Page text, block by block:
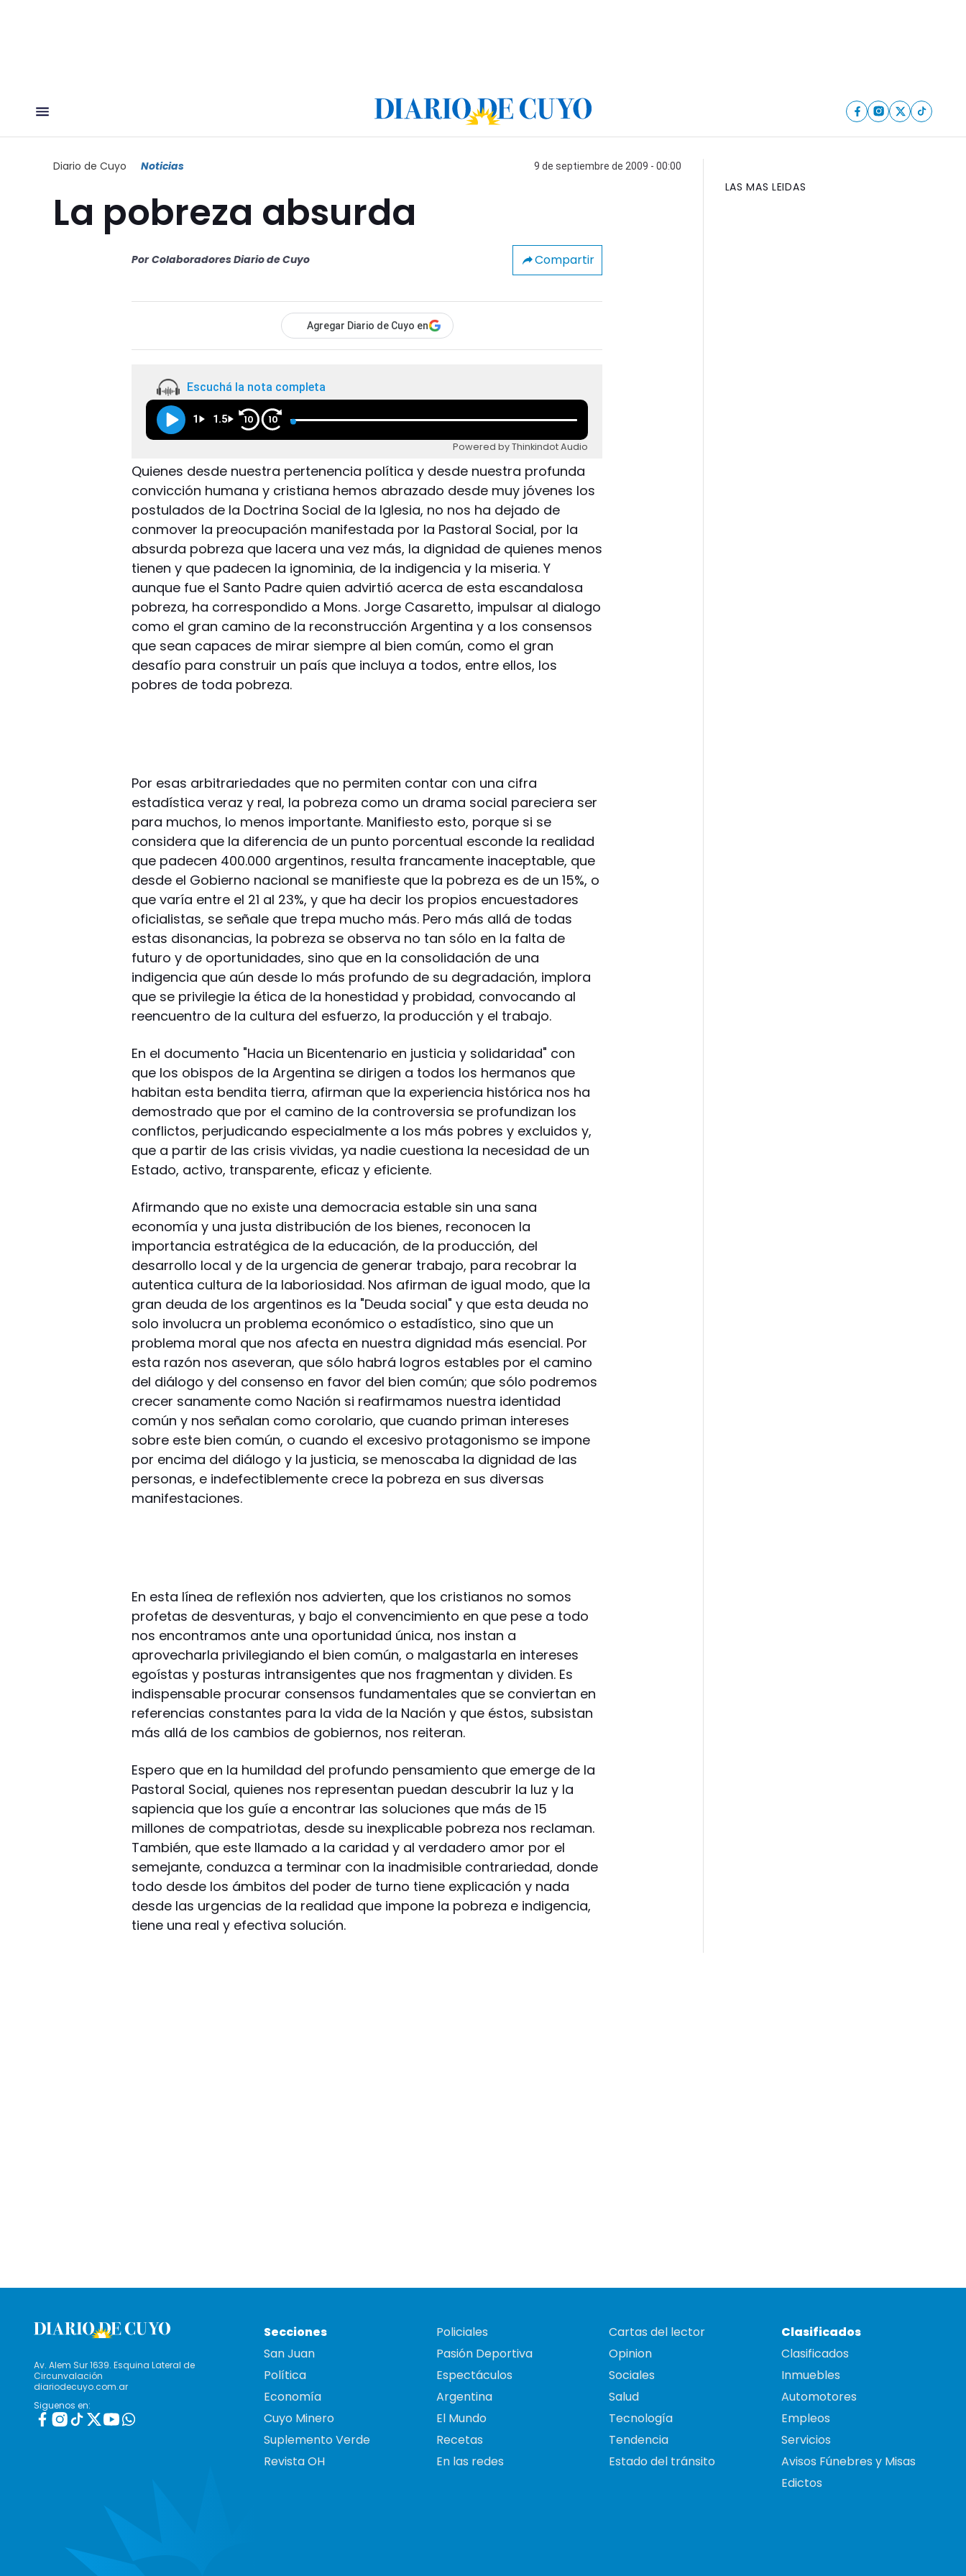
Diario de Cuyo Noticias 9 de septiembre de 2009 - 00:00
La pobreza absurda
Por Colaboradores Diario de Cuyo Compartir
Agregar Diario de Cuyo en
Escuchá la nota completa
1 1.5 10 10
Powered by Thinkindot Audio
Quienes desde nuestra pertenencia política y desde nuestra profunda
convicción humana y cristiana hemos abrazado desde muy jóvenes los
postulados de la Doctrina Social de la Iglesia, no nos ha dejado de
conmover la preocupación manifestada por la Pastoral Social, por la
absurda pobreza que lacera una vez más, la dignidad de quienes menos
tienen y que padecen la ignominia, de la indigencia y la miseria. Y
aunque fue el Santo Padre quien advirtió acerca de esta escandalosa
pobreza, ha correspondido a Mons. Jorge Casaretto, impulsar al dialogo
como el gran camino de la reconstrucción Argentina y a los consensos
que sean capaces de mirar siempre al bien común, como el gran
desafío para construir un país que incluya a todos, entre ellos, los
pobres de toda pobreza.
Por esas arbitrariedades que no permiten contar con una cifra
estadística veraz y real, la pobreza como un drama social pareciera ser
para muchos, lo menos importante. Manifiesto esto, porque si se
considera que la diferencia de un punto porcentual esconde la realidad
que padecen 400.000 argentinos, resulta francamente inaceptable, que
desde el Gobierno nacional se manifieste que la pobreza es de un 15%, o
que varía entre el 21 al 23%, y que ha decir los propios encuestadores
oficialistas, se señale que trepa mucho más. Pero más allá de todas
estas disonancias, la pobreza se observa no tan sólo en la falta de
futuro y de oportunidades, sino que en la consolidación de una
indigencia que aún desde lo más profundo de su degradación, implora
que se privilegie la ética de la honestidad y probidad, convocando al
reencuentro de la cultura del esfuerzo, la producción y el trabajo.
En el documento "Hacia un Bicentenario en justicia y solidaridad" con
que los obispos de la Argentina se dirigen a todos los hermanos que
habitan esta bendita tierra, afirman que la experiencia histórica nos ha
demostrado que por el camino de la controversia se profundizan los
conflictos, perjudicando especialmente a los más pobres y excluidos y,
que a partir de las crisis vividas, ya nadie cuestiona la necesidad de un
Estado, activo, transparente, eficaz y eficiente.
Afirmando que no existe una democracia estable sin una sana
economía y una justa distribución de los bienes, reconocen la
importancia estratégica de la educación, de la producción, del
desarrollo local y de la urgencia de generar trabajo, para recobrar la
autentica cultura de la laboriosidad. Nos afirman de igual modo, que la
gran deuda de los argentinos es la "Deuda social" y que esta deuda no
solo involucra un problema económico o estadístico, sino que un
problema moral que nos afecta en nuestra dignidad más esencial. Por
esta razón nos aseveran, que sólo habrá logros estables por el camino
del diálogo y del consenso en favor del bien común; que sólo podremos
crecer sanamente como Nación si reafirmamos nuestra identidad
común y nos señalan como corolario, que cuando priman intereses
sobre este bien común, o cuando el excesivo protagonismo se impone
por encima del diálogo y la justicia, se menoscaba la dignidad de las
personas, e indefectiblemente crece la pobreza en sus diversas
manifestaciones.
En esta línea de reflexión nos advierten, que los cristianos no somos
profetas de desventuras, y bajo el convencimiento en que pese a todo
nos encontramos ante una oportunidad única, nos instan a
aprovecharla privilegiando el bien común, o malgastarla en intereses
egoístas y posturas intransigentes que nos fragmentan y dividen. Es
indispensable procurar consensos fundamentales que se conviertan en
referencias constantes para la vida de la Nación y que éstos, subsistan
más allá de los cambios de gobiernos, nos reiteran.
Espero que en la humildad del profundo pensamiento que emerge de la
Pastoral Social, quienes nos representan puedan descubrir la luz y la
sapiencia que los guíe a encontrar las soluciones que más de 15
millones de compatriotas, desde su inexplicable pobreza nos reclaman.
También, que este llamado a la caridad y al verdadero amor por el
semejante, conduzca a terminar con la inadmisible contrariedad, donde
todo desde los ámbitos del poder de turno tiene explicación y nada
desde las urgencias de la realidad que impone la pobreza e indigencia,
tiene una real y efectiva solución.
LAS MAS LEIDAS
Av. Alem Sur 1639. Esquina Lateral de
Circunvalación
diariodecuyo.com.ar
Siguenos en:
Secciones
San Juan
Política
Economía
Cuyo Minero
Suplemento Verde
Revista OH
Policiales
Pasión Deportiva
Espectáculos
Argentina
El Mundo
Recetas
En las redes
Cartas del lector
Opinion
Sociales
Salud
Tecnología
Tendencia
Estado del tránsito
Clasificados
Clasificados
Inmuebles
Automotores
Empleos
Servicios
Avisos Fúnebres y Misas
Edictos